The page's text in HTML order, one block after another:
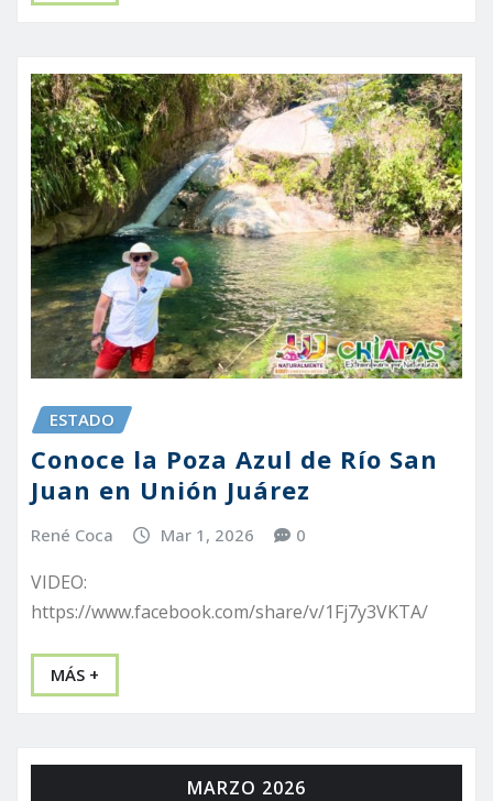
ESTADO
Conoce la Poza Azul de Río San
Juan en Unión Juárez
René Coca Mar 1, 2026 0
VIDEO:
https://www.facebook.com/share/v/1Fj7y3VKTA/
MÁS +
MARZO 2026